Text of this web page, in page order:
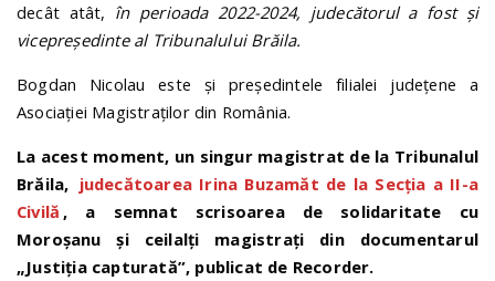
decât atât, în perioada 2022-2024, judecătorul a fost și
vicepreședinte al Tribunalului Brăila.
Bogdan Nicolau este și președintele filialei județene a
Asociației Magistraților din România.
La acest moment, un singur magistrat de la Tribunalul
Brăila, judecătoarea Irina Buzamăt de la Secția a II-a
Civilă , a semnat scrisoarea de solidaritate cu
Moroșanu și ceilalți magistrați din documentarul
„Justiția capturată”, publicat de Recorder.